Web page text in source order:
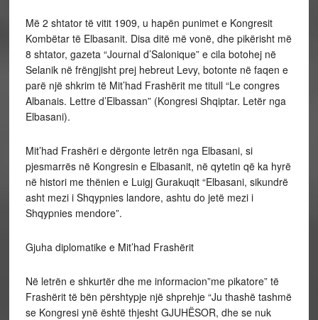
Μë 2 shtator të vitit 1909, u hapën punimet e Kongresit
Kombëtar të Elbasanit. Disa ditë më vonë, dhe pikërisht më
8 shtator, gazeta “Journal d’Salonique” e cila botohej në
Selanik në frëngjisht prej hebreut Levy, botonte në faqen e
parë një shkrim të Mit’had Frashërit me titull “Le congres
Albanais. Lettre d’Elbassan” (Kongresi Shqiptar. Letër nga
Elbasani).
Mit’had Frashëri e dërgonte letrën nga Elbasani, si
pjesmarrës në Kongresin e Elbasanit, në qytetin që ka hyrë
në histori me thënien e Luigj Gurakuqit “Elbasani, sikundrë
asht mezi i Shqypnies landore, ashtu do jetë mezi i
Shqypnies mendore”.
Gjuha diplomatike e Mit’had Frashërit
Në letrën e shkurtër dhe me informacion”me pikatore” të
Frashërit të bën përshtypje një shprehje “Ju thashë tashmë
se Kongresi ynë është thjesht GJUHËSOR, dhe se nuk